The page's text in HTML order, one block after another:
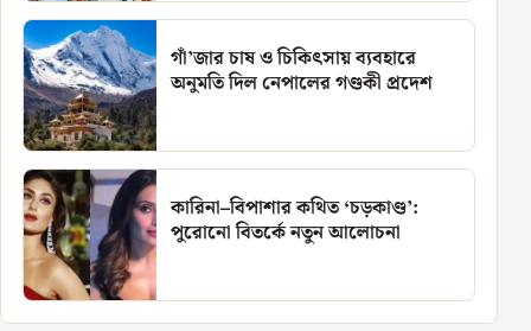
গাঁ’জার চাষ ও চিকিৎসায় ব্যবহারে
অনুমতি দিল নেপালের গণ্ডকী প্রদেশ
কারিনা–বিপাশার কথিত ‘চড়কাণ্ড’:
পুরোনো বিতর্কে নতুন আলোচনা